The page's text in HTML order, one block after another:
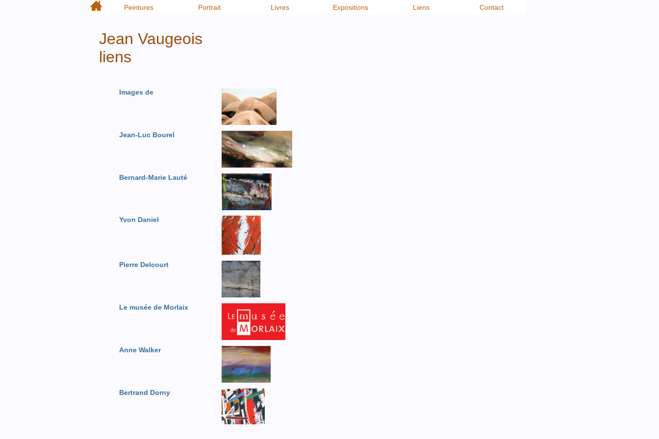
Peintures Portrait Livres Expositions Liens Contact
Jean Vaugeois
liens
Images de
Jean-Luc Bourel
Bernard-Marie Lauté
Yvon Daniel
Pierre Delcourt
Le musée de Morlaix
Anne Walker
Bertrand Dorny